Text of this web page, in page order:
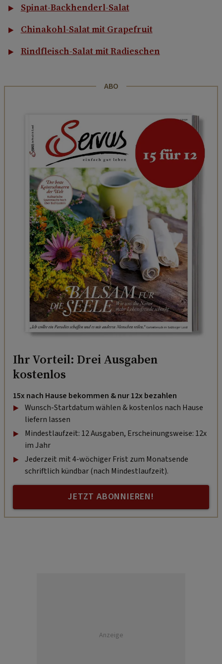
Spinat-Backhenderl-Salat
Chinakohl-Salat mit Grapefruit
Rindfleisch-Salat mit Radieschen
ABO
Ihr Vorteil: Drei Ausgaben
kostenlos
15x nach Hause bekommen & nur 12x bezahlen
Wunsch-Startdatum wählen & kostenlos nach Hause
liefern lassen
Mindestlaufzeit: 12 Ausgaben, Erscheinungsweise: 12x
im Jahr
Jederzeit mit 4-wöchiger Frist zum Monatsende
schriftlich kündbar (nach Mindestlaufzeit).
JETZT ABONNIEREN!
Anzeige